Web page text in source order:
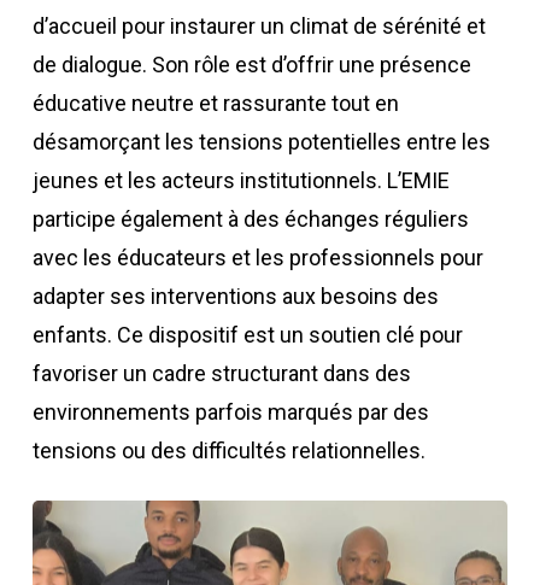
d’accueil pour instaurer un climat de sérénité et
de dialogue. Son rôle est d’offrir une présence
éducative neutre et rassurante tout en
désamorçant les tensions potentielles entre les
jeunes et les acteurs institutionnels. L’EMIE
participe également à des échanges réguliers
avec les éducateurs et les professionnels pour
adapter ses interventions aux besoins des
enfants. Ce dispositif est un soutien clé pour
favoriser un cadre structurant dans des
environnements parfois marqués par des
tensions ou des difficultés relationnelles.